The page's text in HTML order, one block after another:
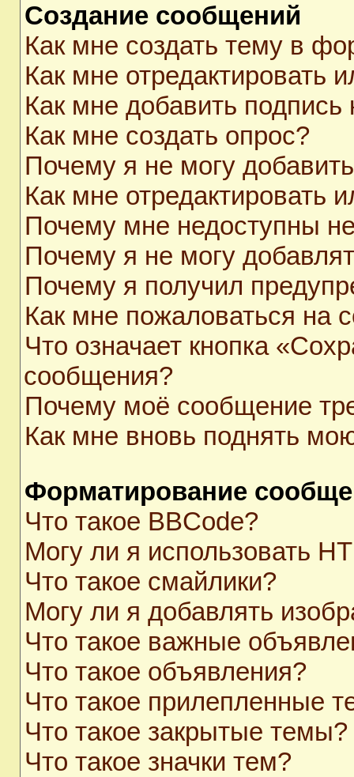
Создание сообщений
Как мне создать тему в
Как мне отредактировать
Как мне добавить
Как мне создать опрос?
Почему я не могу
Как мне отредактировать
Почему мне недоступны
Почему я не могу
Почему я получил
Как мне пожаловаться на
Что означает кнопка
сообщения?
Почему моё сообщение
Как мне вновь поднять
Форматирование
Что такое BBCode?
Могу ли я использовать
Что такое смайлики?
Могу ли я добавлять
Что такое важные
Что такое объявления?
Что такое прилепленные
Что такое закрытые темы?
Что такое значки тем?